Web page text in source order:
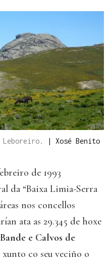
Leboreiro.
Xosé Benito
de 1993
da “Baixa Limia-Serra
nos concellos
ata as 29.345 de hoxe
e Calvos de
co seu veciño o